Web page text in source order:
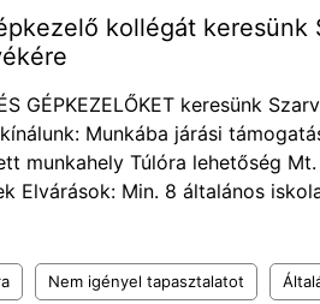
kollégát keresünk
GÉPKEZELŐKET keresünk
️Munkába járási
munkahely ️Túlóra lehetőség
Elvárások: ️Min. 8 általános
Nem igényel tapasztalatot